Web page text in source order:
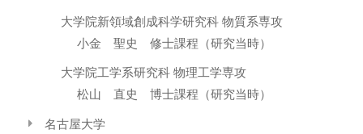
大学院新領域創成科学研究科 物質系専攻
小金 聖史 修士課程（研究当時）
大学院工学系研究科 物理工学専攻
松山 直史 博士課程（研究当時）
名古屋大学